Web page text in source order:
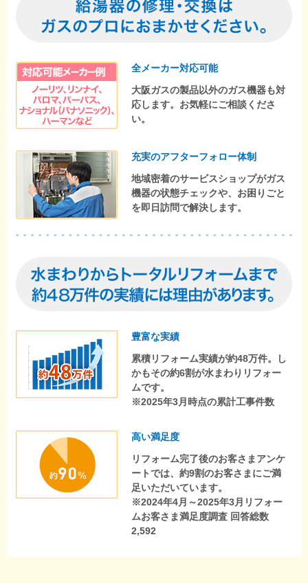
全メーカー対応可能
大阪ガスの製品以外のガス機器も対
応します。お気軽にご相談くださ
い。
充実のアフターフォロー体制
地域密着のサービスショップがガス
機器の状態チェックや、お困りごと
を即日訪問で解決します。
豊富な実績
累積リフォーム実績が約48万件。し
かもその約6割が水まわりリフォー
ムです。
※2025年3月時点の累計工事件数
高い満足度
リフォーム完了後のお客さまアンケ
ートでは、約9割のお客さまにご満
足いただいています。
※2024年4月～2025年3月リフォー
ムお客さま満足度調査 回答総数
2,592